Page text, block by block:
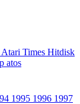
Atari Times Hitdisk
atos
1995 1996 1997